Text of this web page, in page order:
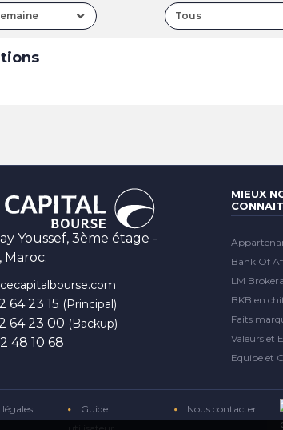
Tous
Youssef, 3ème étage -
Maroc.
64 23 15 (Principal)
64 23 00 (Backup)
48 10 68
MIEUX
Bank Of
LM
BKB en
Faits
Valeurs et
Equipe et
Guide
Nous contacter